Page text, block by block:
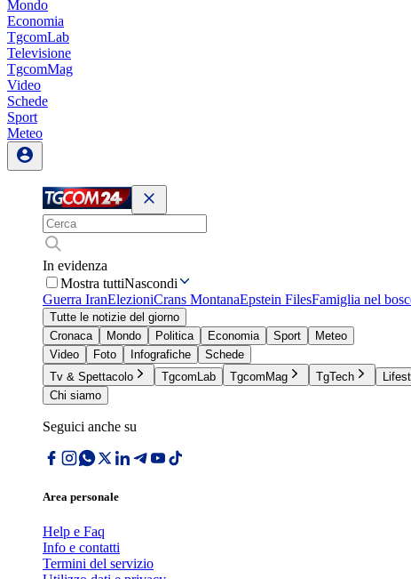
Mondo
Economia
TgcomLab
Televisione
TgcomMag
Video
Schede
Sport
Meteo
In evidenza
Mostra tuttiNascondi
Guerra IranElezioniCrans MontanaEpstein FilesFamiglia nel
Tutte le notizie del giorno
Cronaca
Mondo Politica Economia Sport
Meteo
Video
Foto Infografiche
Schede
Tv & Spettacolo
TgcomLab TgcomMag TgTech
Chi siamo
Seguici anche su
Area personale
Help e Faq
Info e contatti
Termini del servizio